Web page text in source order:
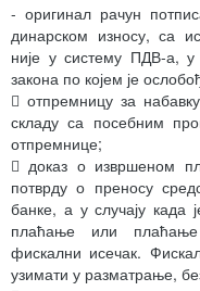
- оригинал рачун
динарском износу, са
није у систему ПДВ-а,
закона по којем је
 отпремницу за
складу са посебним
отпремнице;
 доказ о извршеном
потврду о преносу
банке, а у случају када
плаћање или
фискални исечак.
узимати у разматрање,